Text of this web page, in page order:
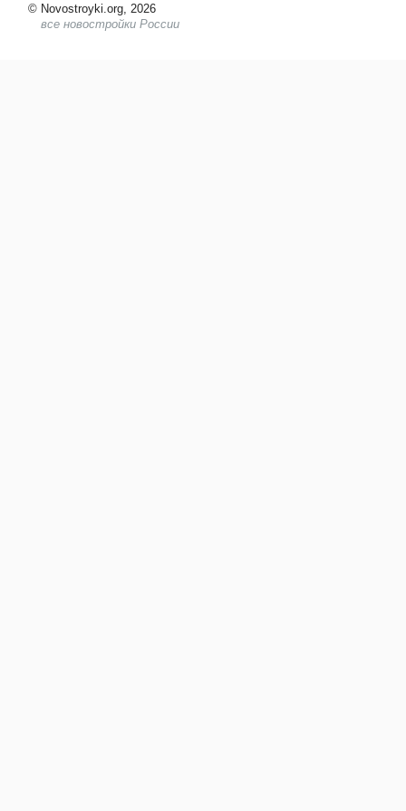
© Novostroyki.org, 2026
все новостройки России